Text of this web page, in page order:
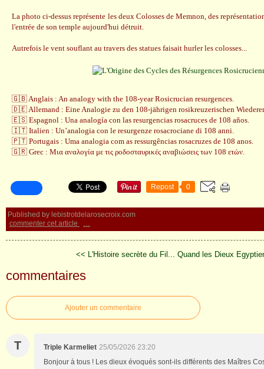
La photo ci-dessus représente les deux Colosses de Memnon, des
l'entrée de son temple aujourd'hui détruit.
Autrefois le vent souflant au travers des statues faisait hurler les colosses...
🇬🇧 Anglais : An analogy with the 108-year Rosicrucian resurgences.
🇩🇪 Allemand : Eine Analogie zu den 108-jährigen rosikreuzerischen
🇪🇸 Espagnol : Una analogía con las resurgencias rosacruces de 108 años.
🇮🇹 Italien : Un’analogia con le resurgenze rosacrociane di 108 anni.
🇵🇹 Portugais : Uma analogia com as ressurgências rosacruzes de 108 anos.
🇬🇷 Grec : Μια αναλογία με τις ροδοσταυρικές αναβιώσεις των 108 ετών.
Repost 0
Published by lebistrotdelarosecroix.com
commenter cet article
…
<< L'Histoire secrète du Fil... Quand les Dieux
commentaires
Ajouter un commentaire
T Triple Karmeliet 25/05/2026 23:20
Bonjour à tous ! Les dieux évoqués sont-ils différents des Maîtres